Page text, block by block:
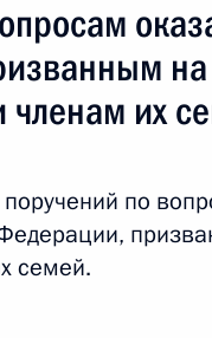
материалы
членам их
по
семей.